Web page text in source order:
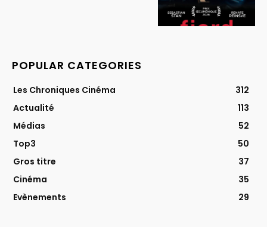
POPULAR CATEGORIES
Les Chroniques Cinéma
312
Actualité
113
Médias
52
Top3
50
Gros titre
37
Cinéma
35
Evènements
29